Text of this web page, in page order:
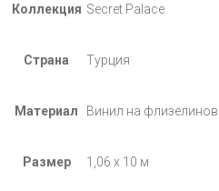
Коллекция Secret Palace
Страна Турция
Материал Винил на
Размер 1,06 х 10 м